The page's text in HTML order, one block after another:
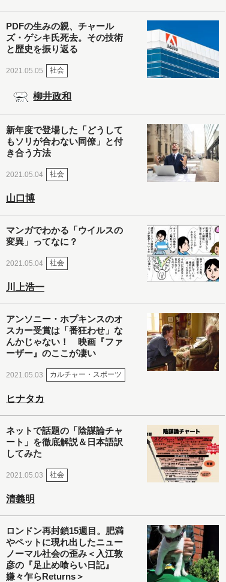
PDFの生みの親、チャール
ズ・ゲシキ氏死去。その技術
と歴史を振り返る
2021.05.05 社会
柳井政和
新年度で登場した「どうして
もソリが合わない同僚」と付
き合う方法
2021.05.04 社会
山口博
マンガでわかる「ウイルスの
変異」ってなに？
2021.05.04 社会
川上浩一
アンソニー・ホプキンスのオ
スカー受賞は「番狂わせ」な
んかじゃない！ 映画『ファ
ーザー』のここが凄い
2021.05.03 カルチャー・スポーツ
ヒナタカ
ネットで話題の「陰謀論チャ
ート」を徹底解説＆日本語訳
してみた
2021.05.03 社会
清義明
ロンドン再封鎖15週目。肥満
やペットに現れ出したニュー
ノーマル社会の歪み＜入江敦
彦の『足止め喰らい日記』
嫌々乍らReturns＞